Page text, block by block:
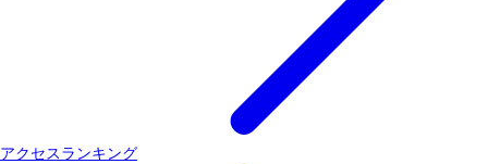
アクセスランキング